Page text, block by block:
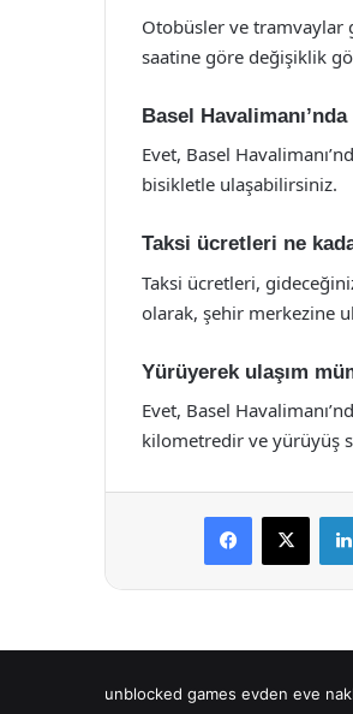
Otobüsler ve tramvaylar
saatine göre değişiklik
Basel
Evet, Basel
bisikletle ulaşabilirsiniz.
Taksi ücretleri ne
Taksi ücretleri,
olarak, şehir merkezine
Yürüyerek ulaşım
Evet, Basel
kilometredir ve yürüyüş
Facebook
X
unblocked games evden eve